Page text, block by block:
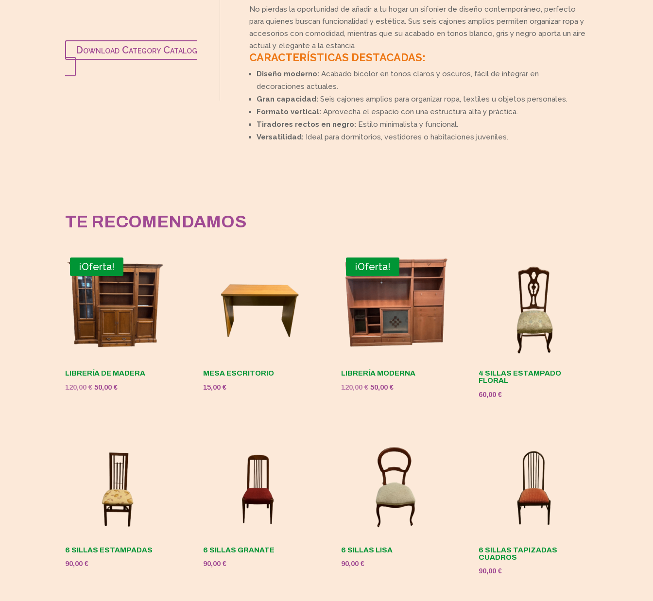
Download Category Catalog
No pierdas la oportunidad de añadir a tu hogar un sifonier de diseño contemporáneo, perfecto
para quienes buscan funcionalidad y estética. Sus seis cajones amplios permiten organizar ropa y
accesorios con comodidad, mientras que su acabado en tonos blanco, gris y negro aporta un aire
actual y elegante a la estancia
CARACTERÍSTICAS DESTACADAS:
Diseño moderno: Acabado bicolor en tonos claros y oscuros, fácil de integrar en
decoraciones actuales.
Gran capacidad: Seis cajones amplios para organizar ropa, textiles u objetos personales.
Formato vertical: Aprovecha el espacio con una estructura alta y práctica.
Tiradores rectos en negro: Estilo minimalista y funcional.
Versatilidad: Ideal para dormitorios, vestidores o habitaciones juveniles.
TE RECOMENDAMOS
¡Oferta!
LIBRERÍA DE MADERA
120,00€ El
50,00€El
MESA ESCRITORIO
15,00 €
¡Oferta!
LIBRERÍA MODERNA
120,00€ El
50,00 €El
4 SILLAS ESTAMPADO
FLORAL
60,00€
6 SILLAS ESTAMPADAS
90,00€
6 SILLAS GRANATE
90,00 €
6 SILLAS LISA
90,00 €
6 SILLAS TAPIZADAS
CUADROS
90,00€